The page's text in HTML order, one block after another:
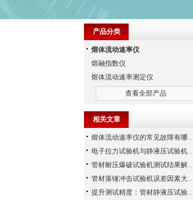
产品分类
熔体流动速率仪
熔融指数仪
熔体流动速率测定仪
查看全部产品
相关文章
熔体流动速率仪的常见
电子拉力试验机与静液压试验机
管材耐压爆破试验机测试结果解读及
管材落锤冲击试验机误
提升测试精度：管材静液压试验